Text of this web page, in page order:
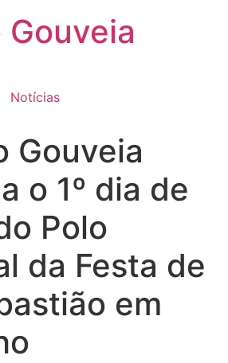
Notícias
Gouveia
o 1º dia de
Polo
da Festa de
em